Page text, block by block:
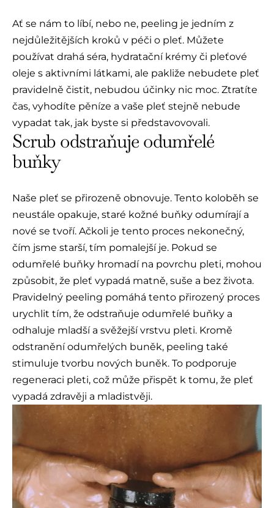
Ať se nám to líbí, nebo ne, peeling je jedním z
nejdůležitějších kroků v péči o pleť. Můžete
používat drahá séra, hydratační krémy či pleťové
oleje s aktivními látkami, ale pakliže nebudete pleť
pravidelně čistit, nebudou účinky nic moc. Ztratíte
čas, vyhodíte pěníze a vaše pleť stejně nebude
vypadat tak, jak byste si představovovali.
Scrub odstraňuje odumřelé
buňky
Naše pleť se přirozeně obnovuje. Tento koloběh se
neustále opakuje, staré kožné buňky odumírají a
nové se tvoří. Ačkoli je tento proces nekonečný,
čím jsme starší, tím pomalejší je. Pokud se
odumřelé buňky hromadí na povrchu pleti, mohou
způsobit, že pleť vypadá matně, suše a bez života.
Pravidelný peeling pomáhá tento přirozený proces
urychlit tím, že odstraňuje odumřelé buňky a
odhaluje mladší a svěžejší vrstvu pleti. Kromě
odstranění odumřelých buněk, peeling také
stimuluje tvorbu nových buněk. To podporuje
regeneraci pleti, což může přispět k tomu, že pleť
vypadá zdravěji a mladistvěji.